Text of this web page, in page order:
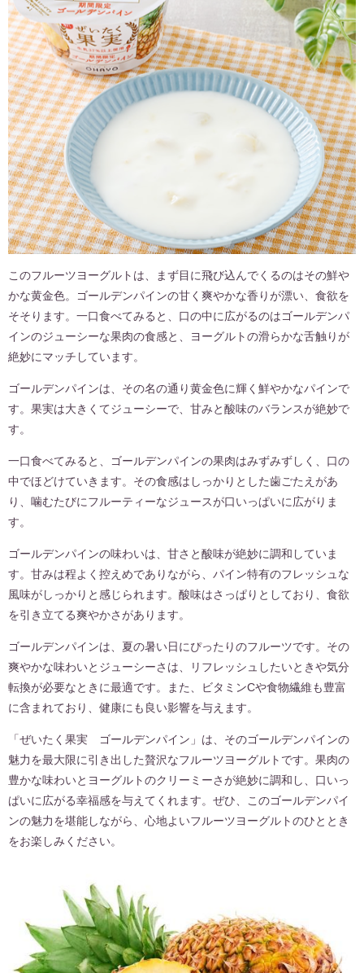
このフルーツヨーグルトは、まず目に飛び込んでくるのはその鮮や
かな黄金色。ゴールデンパインの甘く爽やかな香りが漂い、食欲を
そそります。一口食べてみると、口の中に広がるのはゴールデンパ
インのジューシーな果肉の食感と、ヨーグルトの滑らかな舌触りが
絶妙にマッチしています。
ゴールデンパインは、その名の通り黄金色に輝く鮮やかなパインで
す。果実は大きくてジューシーで、甘みと酸味のバランスが絶妙で
す。
一口食べてみると、ゴールデンパインの果肉はみずみずしく、口の
中でほどけていきます。その食感はしっかりとした歯ごたえがあ
り、噛むたびにフルーティーなジュースが口いっぱいに広がりま
す。
ゴールデンパインの味わいは、甘さと酸味が絶妙に調和していま
す。甘みは程よく控えめでありながら、パイン特有のフレッシュな
風味がしっかりと感じられます。酸味はさっぱりとしており、食欲
を引き立てる爽やかさがあります。
ゴールデンパインは、夏の暑い日にぴったりのフルーツです。その
爽やかな味わいとジューシーさは、リフレッシュしたいときや気分
転換が必要なときに最適です。また、ビタミンCや食物繊維も豊富
に含まれており、健康にも良い影響を与えます。
「ぜいたく果実 ゴールデンパイン」は、そのゴールデンパインの
魅力を最大限に引き出した贅沢なフルーツヨーグルトです。果肉の
豊かな味わいとヨーグルトのクリーミーさが絶妙に調和し、口いっ
ぱいに広がる幸福感を与えてくれます。ぜひ、このゴールデンパイ
ンの魅力を堪能しながら、心地よいフルーツヨーグルトのひととき
をお楽しみください。